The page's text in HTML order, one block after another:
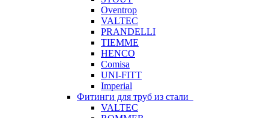
Oventrop
VALTEC
PRANDELLI
TIEMME
HENCO
Comisa
UNI-FITT
Imperial
Фитинги для труб из стали
VALTEC